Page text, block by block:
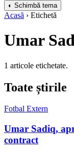
◐ Schimbă tema
Acasă › Etichetă
Umar
1 articole etichetate.
Toate știrile
Fotbal Extern
Umar Sadiq,
contract